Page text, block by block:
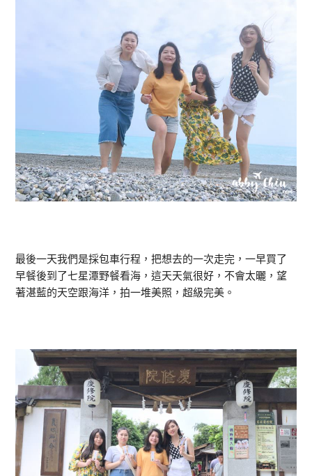
最後一天我們是採包車行程，把想去的一次走完，一早買了
早餐後到了七星潭野餐看海，這天天氣很好，不會太曬，望
著湛藍的天空跟海洋，拍一堆美照，超級完美。